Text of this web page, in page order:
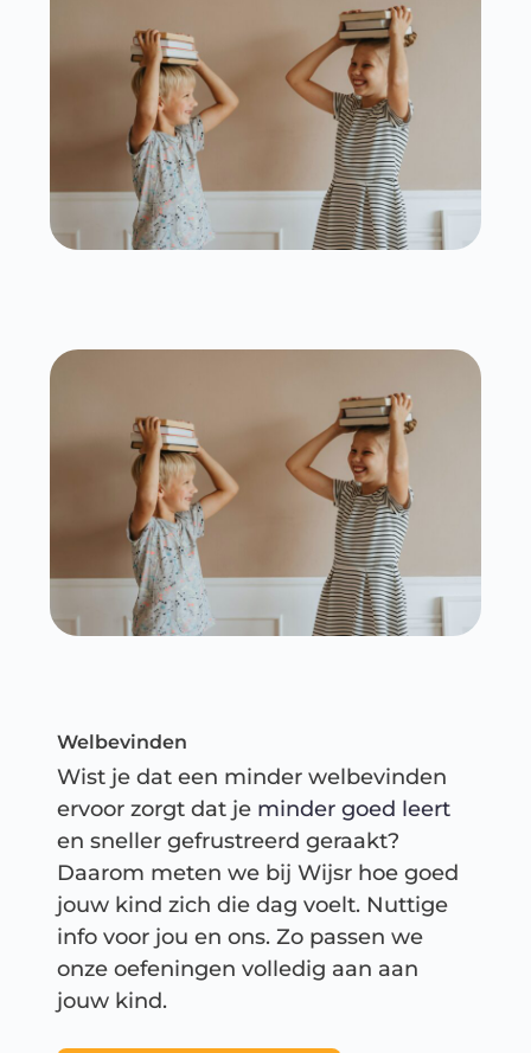
Welbevinden
Wist je dat een minder welbevinden
ervoor zorgt dat je minder goed leert
en sneller gefrustreerd geraakt?
Daarom meten we bij Wijsr hoe goed
jouw kind zich die dag voelt. Nuttige
info voor jou en ons. Zo passen we
onze oefeningen volledig aan aan
jouw kind.